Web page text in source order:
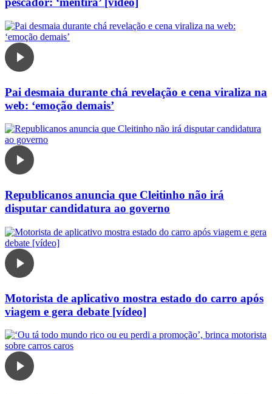
Pai desmaia durante chá revelação e cena viraliza na
web: ‘emoção demais’
Republicanos anuncia que Cleitinho não irá
disputar candidatura ao governo
Motorista de aplicativo mostra estado do carro após
viagem e gera debate [vídeo]